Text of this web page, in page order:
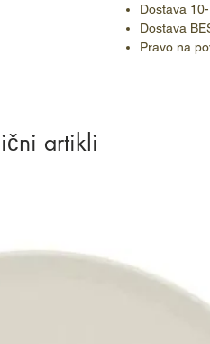
Dostava
Dostava
Pravo na
artikli